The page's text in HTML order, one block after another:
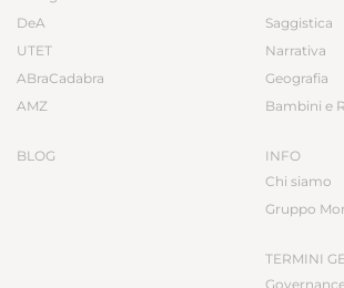
DeA
UTET
ABraCadabra
AMZ
BLOG
Saggistica
Narrativa
Geografia
Bambini e
INFO
Chi siamo
Gruppo
TERMINI